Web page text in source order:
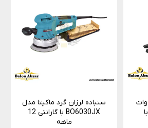
سنباده لرزان مربع 210 وات
گلکسیا مدل 67204 با
سنباده لرزان گرد ماکیتا مدل
BO6030JX با گارانتی 12
ماهه